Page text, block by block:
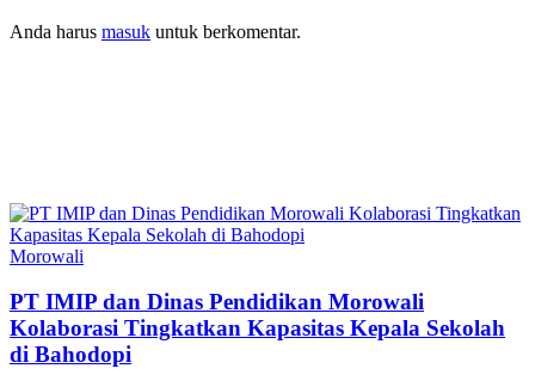
Anda harus masuk untuk berkomentar.
Morowali
PT IMIP dan Dinas Pendidikan Morowali
Kolaborasi Tingkatkan Kapasitas Kepala Sekolah
di Bahodopi